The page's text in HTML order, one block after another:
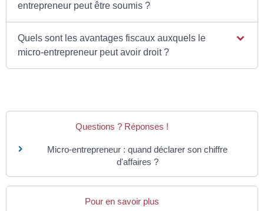
entrepreneur peut être soumis ?
Quels sont les avantages fiscaux auxquels le
micro-entrepreneur peut avoir droit ?
Questions ? Réponses !
Micro-entrepreneur : quand déclarer son chiffre
d'affaires ?
Pour en savoir plus